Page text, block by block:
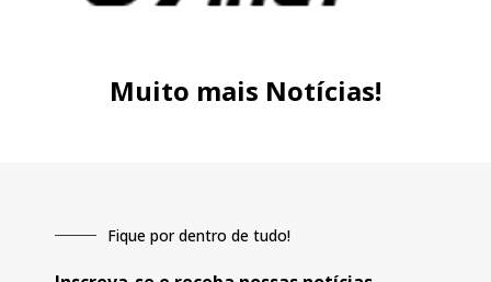
Muito mais Notícias!
Fique por dentro de tudo!